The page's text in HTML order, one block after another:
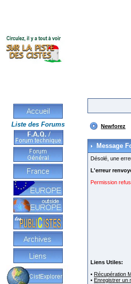
Liste des Forums Newforez
Message
Désolé, une
L'erreur
Permission
Liens Utiles:
• Récupération
• Enregistrer un